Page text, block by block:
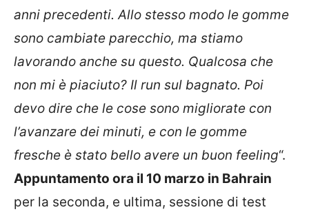
anni precedenti. Allo stesso modo le gomme
sono cambiate parecchio, ma stiamo
lavorando anche su questo. Qualcosa che
non mi è piaciuto? Il run sul bagnato. Poi
devo dire che le cose sono migliorate con
l’avanzare dei minuti, e con le gomme
fresche è stato bello avere un buon feeling“.
Appuntamento ora il 10 marzo in Bahrain
per la seconda, e ultima, sessione di test